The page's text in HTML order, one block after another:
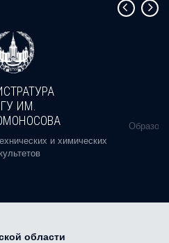
ИМ.
и химических
области